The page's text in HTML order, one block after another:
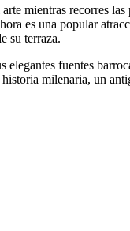
mientras recorres
es una popular
su terraza.
elegantes fuentes
milenaria, un